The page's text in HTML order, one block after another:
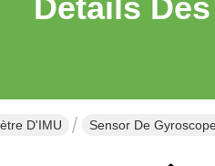
Détails
D'IMU Sensor De